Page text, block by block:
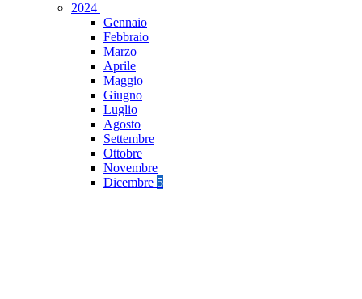
2024
Gennaio
Febbraio
Marzo
Aprile
Maggio
Giugno
Luglio
Agosto
Settembre
Ottobre
Novembre
Dicembre 5